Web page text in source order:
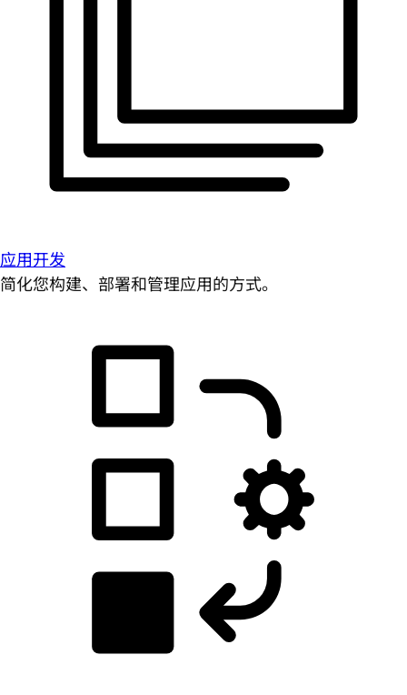
应用开发
简化您构建、部署和管理应用的方式。